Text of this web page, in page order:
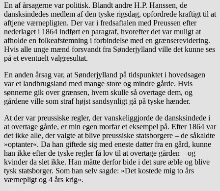
En af årsagerne var politisk. Blandt andre H.P. Hanssen, de
dansksindedes medlem af den tyske rigsdag, opfordrede kraftigt til at
aftjene værnepligten. Der var i fredsaftalen med Preussen efter
nederlaget i 1864 indført en paragraf, hvorefter det var muligt at
afholde en folkeafstemning i forbindelse med en grænserevidering.
Hvis alle unge mænd forsvandt fra Sønderjylland ville det kunne ses
på et eventuelt valgresultat.
En anden årsag var, at Sønderjylland på tidspunktet i hovedsagen
var et landbrugsland med mange store og mindre gårde. Hvis
sønnerne gik over grænsen, hvem skulle så overtage dem, og
gårdene ville som straf højst sandsynligt gå på tyske hænder.
At der var preussiske regler, der vanskeliggjorde de dansksindede i
at overtage gårde, er min egen morfar et eksempel på. Efter 1864 var
det ikke alle, der valgte at blive preussiske statsborgere – de såkaldte
»optanter«. Da han giftede sig med eneste datter fra en gård, kunne
han ikke efter de tyske regler få lov til at overtage gården – og
kvinder da slet ikke. Han måtte derfor bide i det sure æble og blive
tysk statsborger. Som han selv sagde: »Det kostede mig to års
værnepligt og 4 års krig«.